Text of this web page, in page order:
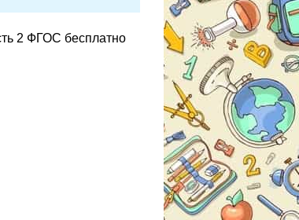
2 ФГОС бесплатно